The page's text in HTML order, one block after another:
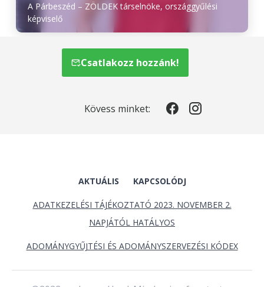
A Párbeszéd – ZÖLDEK társelnöke, országgyűlési
képviselő
Csatlakozz hozzánk!
Kövess minket:
AKTUÁLIS KAPCSOLÓDJ
ADATKEZELÉSI TÁJÉKOZTATÓ 2023. NOVEMBER 2.
NAPJÁTÓL HATÁLYOS
ADOMÁNYGYŰJTÉSI ÉS ADOMÁNYSZERVEZÉSI KÓDEX